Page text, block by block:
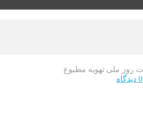
0 دیدگاه